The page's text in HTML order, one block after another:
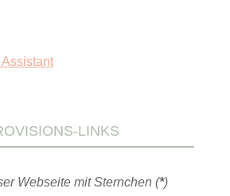
LINKS
Webseite mit Sternchen (*)